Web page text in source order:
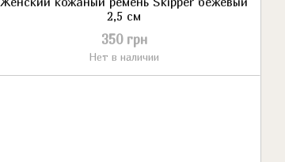
2,5 см
350 грн
Нет в наличии